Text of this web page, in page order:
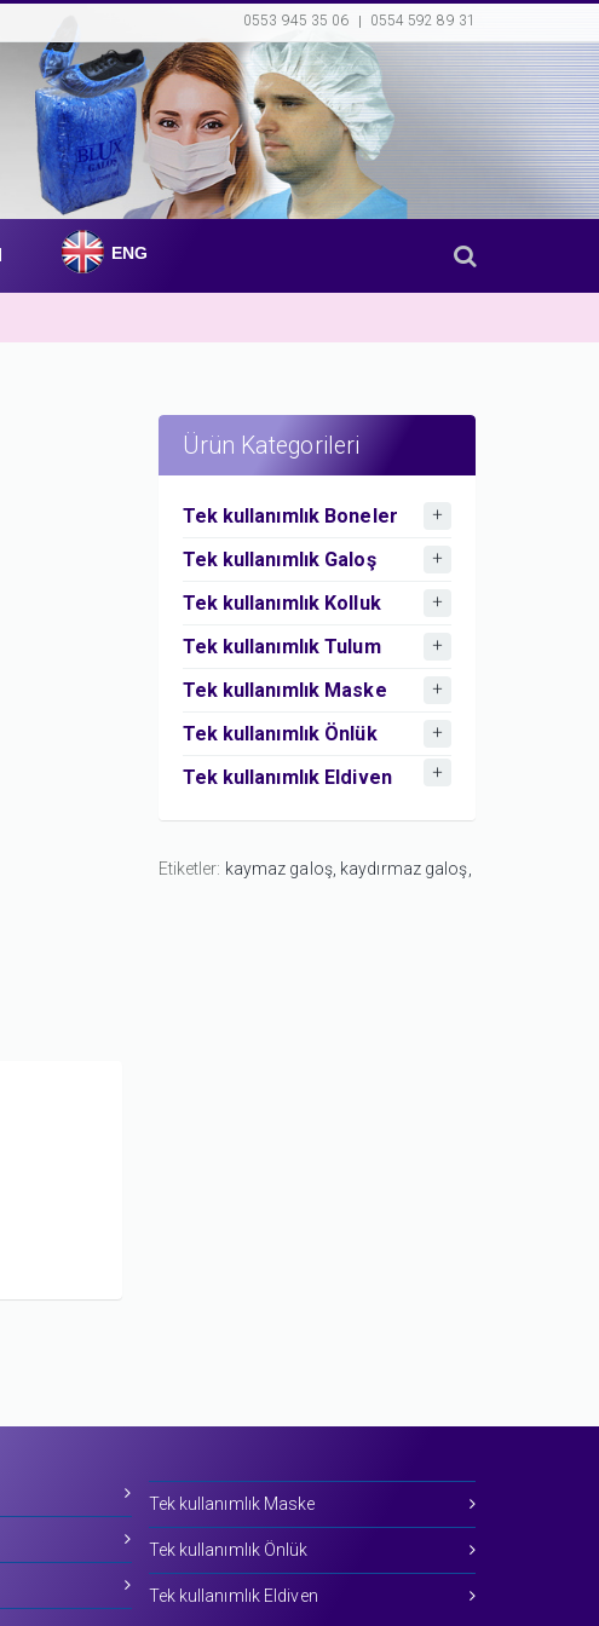
0553 945 35 06 0554 592 89 31
ENG
Ürün Kategorileri
Tek kullanımlık Boneler
Tek kullanımlık Galoş
Tek kullanımlık Kolluk
Tek kullanımlık Tulum
Tek kullanımlık Maske
Tek kullanımlık Önlük
Tek kullanımlık Eldiven
Etiketler: kaymaz galoş, kaydırmaz galoş,
Tek kullanımlık Maske
Tek kullanımlık Önlük
Tek kullanımlık Eldiven